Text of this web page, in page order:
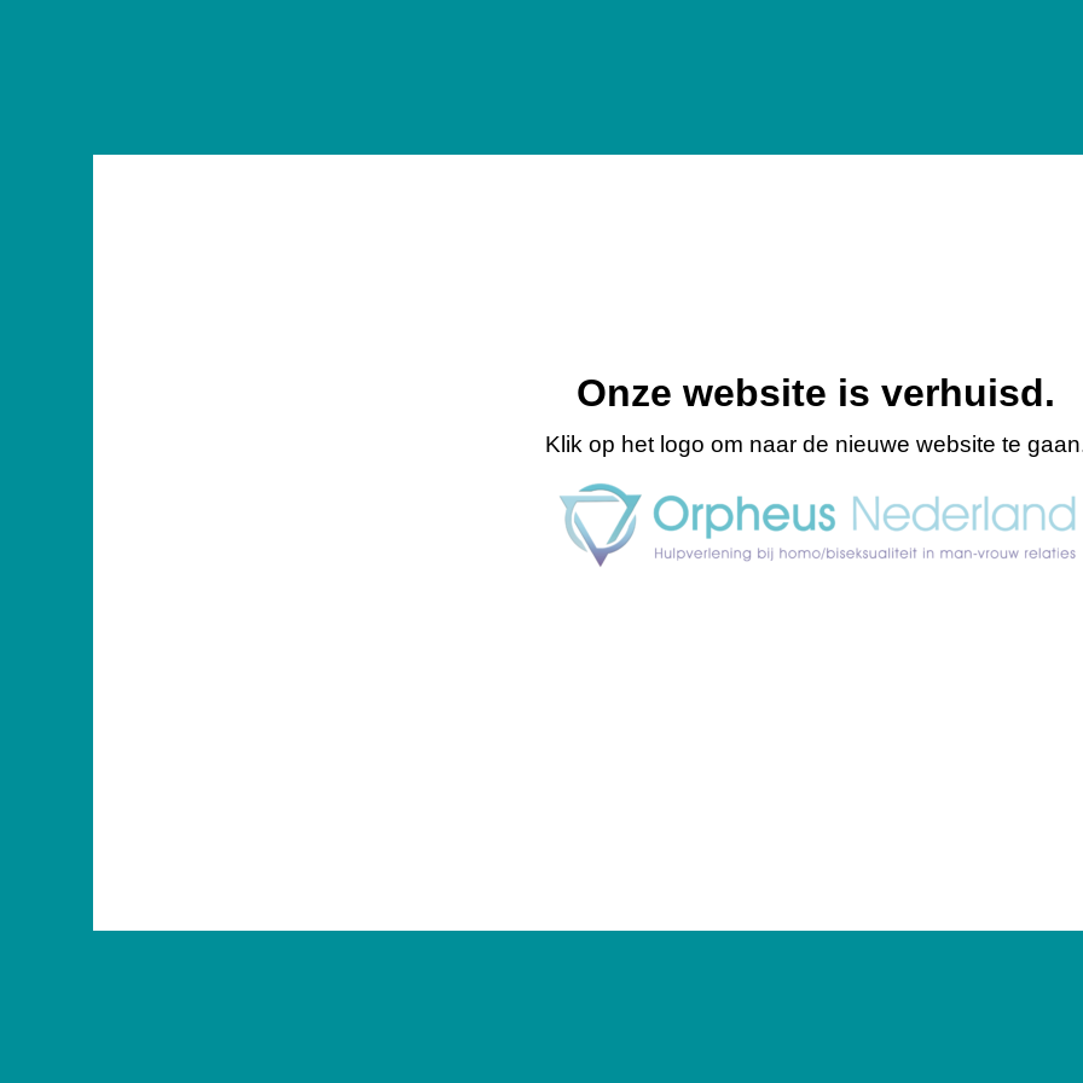
Onze website is verhuisd.
Klik op het logo om naar de nieuwe website te